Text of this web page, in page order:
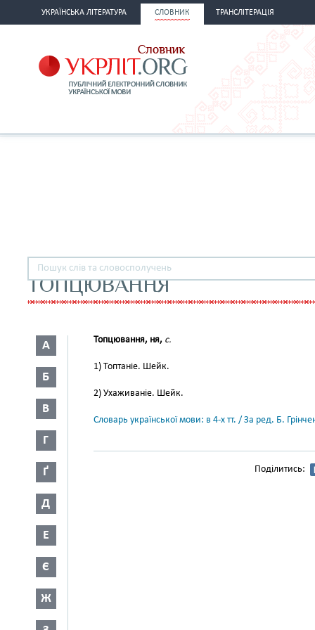
УКРАЇНСЬКА ЛІТЕРАТУРА СЛОВНИК ТРАНСЛІТЕРАЦІЯ
ТОПЦЮВАННЯ
А
Б
В
Г
Ґ
Д
Е
Є
Ж
Топцювання, ня, с.
1) Топтаніе. Шейк.
2) Ухаживаніе. Шейк.
Словарь української мови: в 4-х тт. / За ред. Б.
Поділитись: